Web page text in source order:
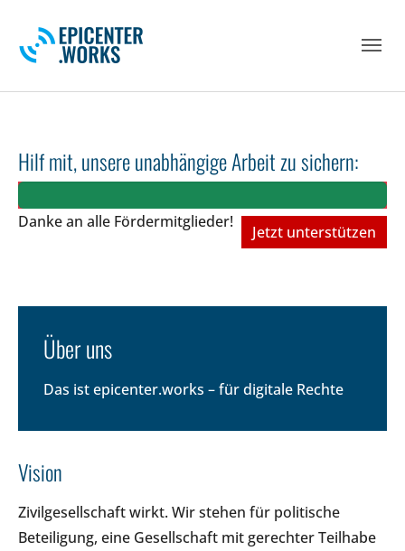
Hilf mit, unsere unabhängige Arbeit zu sichern:
Danke an alle Fördermitglieder!
Jetzt unterstützen
Über uns
Das ist epicenter.works – für digitale Rechte
Vision
Zivilgesellschaft wirkt. Wir stehen für politische
Beteiligung, eine Gesellschaft mit gerechter Teilhabe